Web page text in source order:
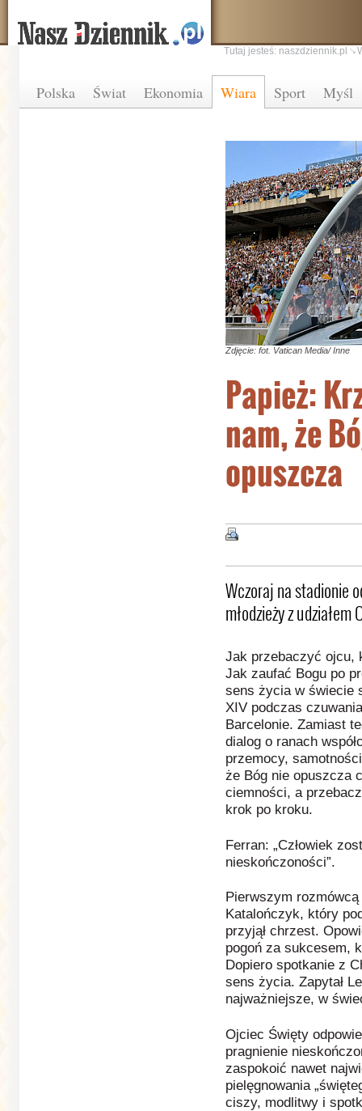
Polska Świat Ekonomia Wiara Sport Myśl
Tutaj jesteś: naszdziennik.pl
Zdjęcie: fot. Vatican Media/ Inne
Papież:
nam, że
opuszcza
Wczoraj na stadionie
młodzieży z udziałem
Jak przebaczyć ojcu,
Jak zaufać Bogu po
sens życia w świecie
XIV podczas
Barcelonie. Zamiast
dialog o ranach
przemocy,
że Bóg nie opuszcza
ciemności, a
krok po kroku.
Ferran: „Człowiek
nieskończoności”.
Pierwszym rozmówcą
Katalończyk, który
przyjął chrzest.
pogoń za sukcesem,
Dopiero spotkanie z
sens życia. Zapytał
najważniejsze, w
Ojciec Święty
pragnienie
zaspokoić nawet
pielęgnowania
ciszy, modlitwy i